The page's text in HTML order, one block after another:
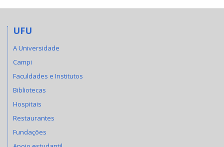
UFU
A Universidade
Campi
Faculdades e Institutos
Bibliotecas
Hospitais
Restaurantes
Fundações